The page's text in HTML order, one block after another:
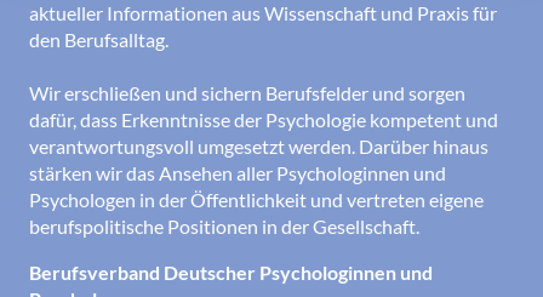
aktueller Informationen aus Wissenschaft und Praxis für
den Berufsalltag.
Wir erschließen und sichern Berufsfelder und sorgen
dafür, dass Erkenntnisse der Psychologie kompetent und
verantwortungsvoll umgesetzt werden. Darüber hinaus
stärken wir das Ansehen aller Psychologinnen und
Psychologen in der Öffentlichkeit und vertreten eigene
berufspolitische Positionen in der Gesellschaft.
Berufsverband Deutscher Psychologinnen und